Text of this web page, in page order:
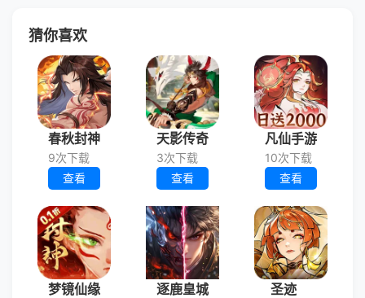
猜你喜欢
春秋封神
9次下载
查看
天影传奇
3次下载
查看
凡仙手游
10次下载
查看
梦镜仙缘 逐鹿皇城 圣迹